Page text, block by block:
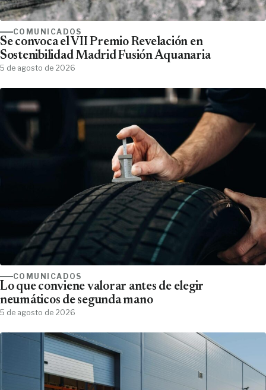
COMUNICADOS
Se convoca el VII Premio Revelación en
Sostenibilidad Madrid Fusión Aquanaria
5 de agosto de 2026
COMUNICADOS
Lo que conviene valorar antes de elegir
neumáticos de segunda mano
5 de agosto de 2026